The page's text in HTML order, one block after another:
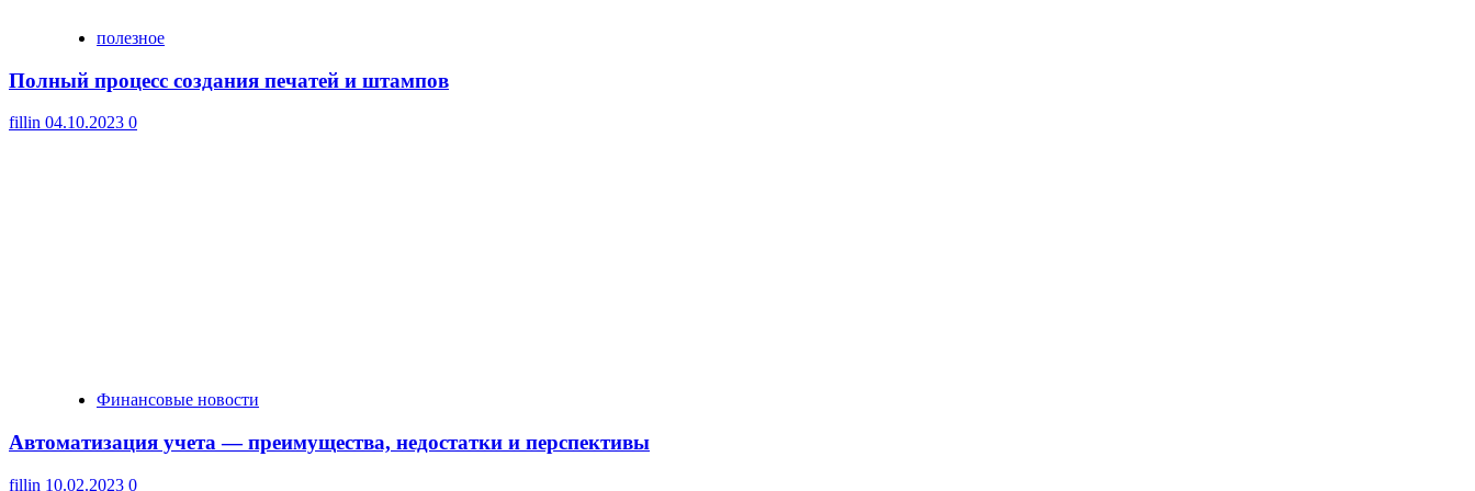
полезное
Полный процесс создания печатей и штампов
fillin 04.10.2023 0
Финансовые новости
Автоматизация учета — преимущества, недостатки и перспективы
fillin 10.02.2023 0